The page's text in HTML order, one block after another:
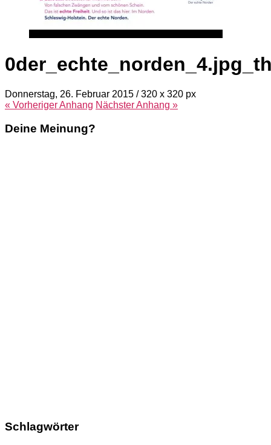
Donnerstag, 26. Februar 2015 /320 x 320 px
« VorherigerAnhang NächsterAnhang »
Deine Meinung?
Schlagwörter